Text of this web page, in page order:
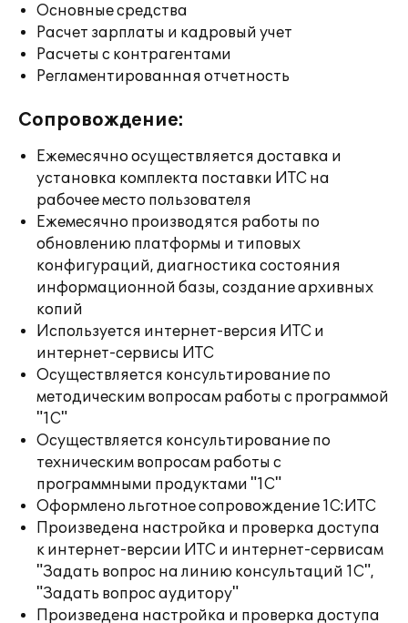
Основные средства
Расчет зарплаты и кадровый учет
Расчеты с контрагентами
Регламентированная отчетность
Сопровождение:
Ежемесячно осуществляется доставка и
установка комплекта поставки ИТС на
рабочее место пользователя
Ежемесячно производятся работы по
обновлению платформы и типовых
конфигураций, диагностика состояния
информационной базы, создание архивных
копий
Используется интернет-версия ИТС и
интернет-сервисы ИТС
Осуществляется консультирование по
методическим вопросам работы с программой
"1С"
Осуществляется консультирование по
техническим вопросам работы с
программными продуктами "1С"
Оформлено льготное сопровождение 1С:ИТС
Произведена настройка и проверка доступа
к интернет-версии ИТС и интернет-сервисам
"Задать вопрос на линию консультаций 1С",
"Задать вопрос аудитору"
Произведена настройка и проверка доступа